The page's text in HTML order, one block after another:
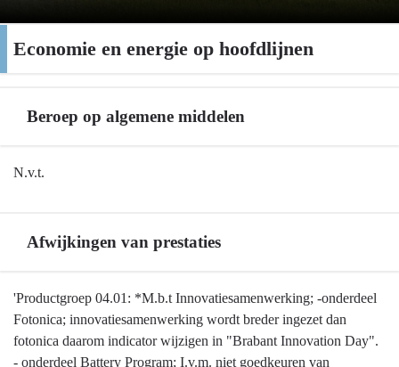
Economie en energie op hoofdlijnen
Beroep op algemene middelen
Terug
energie
hoofdlijnen
N.v.t.
Afwijkingen van prestaties
Terug
naar
navigatie
'Productgroep 04.01: *M.b.t Innovatiesamenwerking; -onderdeel
Fotonica; innovatiesamenwerking wordt breder ingezet dan
fotonica daarom indicator wijzigen in "Brabant Innovation Day".
- onderdeel Battery Program; I.v.m. niet goedkeuren van